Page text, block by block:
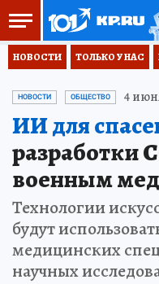
НОВОСТИ ТОЛЬКО У НАС
НОВОСТИ ОБЩЕСТВО 4
ИИ для
разработки
военным
Технологии
будут
медицинских
научных